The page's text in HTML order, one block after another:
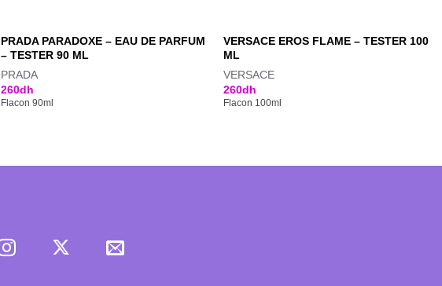
PRADA PARADOXE – EAU DE PARFUM
– TESTER 90 ML
PRADA
260dh
Flacon 90ml
VERSACE EROS FLAME – TESTER 100
ML
VERSACE
260dh
Flacon 100ml